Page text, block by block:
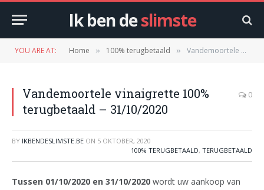
Ik ben deslimste
YOU ARE AT: Home » 100% terugbetaald » Vandemoortele vinaigrette 100% terugbetaald – 31/10/2020
Vandemoortele vinaigrette 100%
terugbetaald – 31/10/2020
0
BY IKBENDESLIMSTE.BE ON 5 OKTOBER, 2020
100% TERUGBETAALD, TERUGBETAALD
Tussen 01/10/2020 en 31/10/2020 wordt uw aankoop van